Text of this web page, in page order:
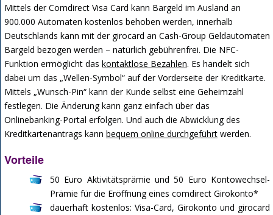
Mittels der Comdirect Visa Card kann Bargeld im Ausland an
900.000 Automaten kostenlos behoben werden, innerhalb
Deutschlands kann mit der girocard an Cash-Group Geldautomaten
Bargeld bezogen werden – natürlich gebührenfrei. Die NFC-
Funktion ermöglicht das kontaktlose Bezahlen. Es handelt sich
dabei um das „Wellen-Symbol“ auf der Vorderseite der Kreditkarte.
Mittels „Wunsch-Pin“ kann der Kunde selbst eine Geheimzahl
festlegen. Die Änderung kann ganz einfach über das
Onlinebanking-Portal erfolgen. Und auch die Abwicklung des
Kreditkartenantrags kann bequem online durchgeführt werden.
Vorteile
50 Euro Aktivitätsprämie und 50 Euro Kontowechsel-
Prämie für die Eröffnung eines comdirect Girokonto*
dauerhaft kostenlos: Visa-Card, Girokonto und girocard